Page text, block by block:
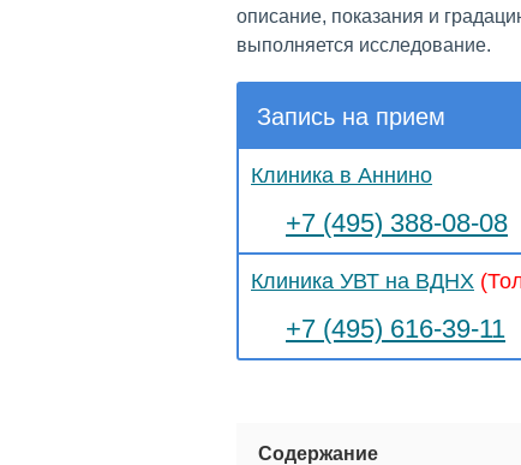
описание, показания и
выполняется исследование.
Запись на прием
Клиника в Аннино
+7 (495) 388-08-08
Клиника УВТ на ВДНХ
+7 (495) 616-39-11
Содержание